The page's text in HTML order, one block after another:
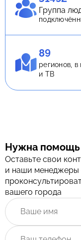
Группа
89
регионов,
и ТВ
Нужна помощь
Оставьте свои
и наши менеджеры
вашего города